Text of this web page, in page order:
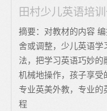
田村少儿英语培
摘要：对教材的内容
舍或调整，少儿英语
法，把学习英语巧妙
机械地操作，孩子享受
专业英美外教，专业的
程